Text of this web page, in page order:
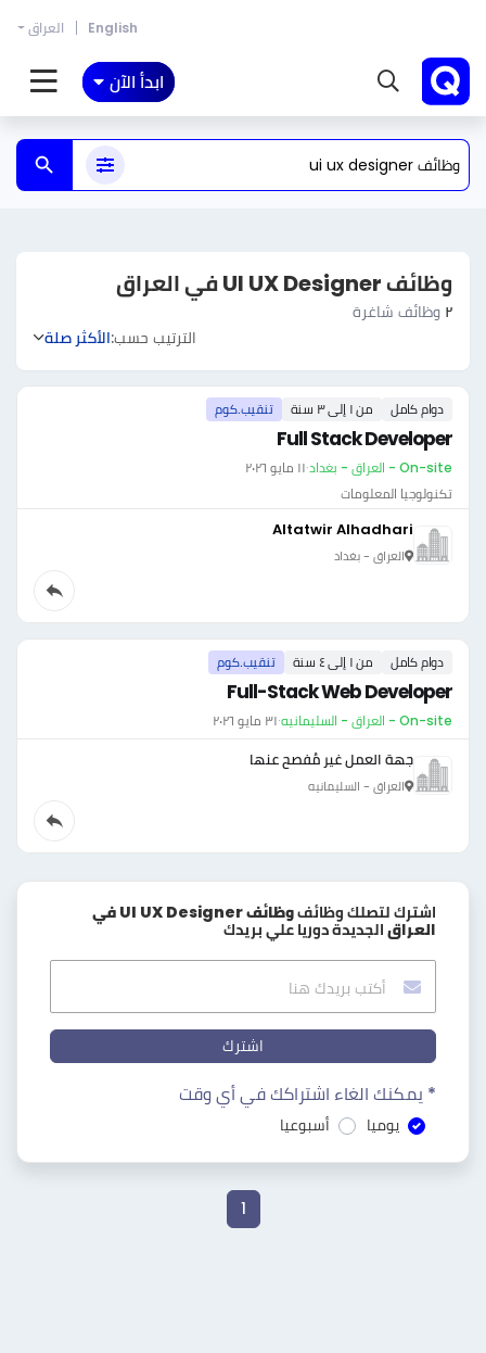
English العراق
ابدأ الآن
وظائف UI UX Designer في العراق
٢ وظائف شاغرة
الترتيب حسب:الأكثر صلة
دوام كامل من ١ إلى ٣ سنة تنقيب.كوم
Full Stack Developer
On-site - العراق - بغداد ·١١ مايو ٢٠٢٦
تكنولوجيا المعلومات
Altatwir Alhadhari
العراق - بغداد
دوام كامل من ١ إلى ٤ سنة تنقيب.كوم
Full-Stack Web Developer
On-site - العراق - السليمانيه ·٣١ مايو ٢٠٢٦
جهة العمل غير مُفصح عنها
العراق - السليمانيه
اشترك لتصلك وظائف
وظائف UI UX Designer في
العراق الجديدة دوريا علي بريدك
اشترك
* يمكنك الغاء اشتراكك في أي وقت
يوميا أسبوعيا
1